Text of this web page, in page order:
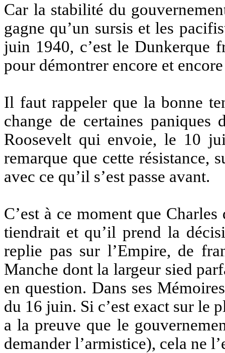
Car la stabilité du
gagne qu’un sursis et les
juin 1940, c’est le Dunkerque
pour démontrer encore et
Il faut rappeler que la bonne
change de certaines
Roosevelt qui envoie, le 10
remarque que cette résistance,
avec ce qu’il s’est passe avant.
C’est à ce moment que
tiendrait et qu’il prend la
replie pas sur l’Empire, de
Manche dont la largeur sied
en question. Dans ses
du 16 juin. Si c’est exact sur le
a la preuve que le
demander l’armistice), cela ne